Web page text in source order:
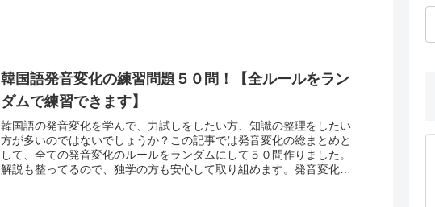
韓国語発音変化の練習問題５０問！【全ルールをラン
ダムで練習できます】
韓国語の発音変化を学んで、力試しをしたい方、知識の整理をしたい
方が多いのではないでしょうか？この記事では発音変化の総まとめと
して、全ての発音変化のルールをランダムにして５０問作りました。
解説も整ってるので、独学の方も安心して取り組めます。発音変化を